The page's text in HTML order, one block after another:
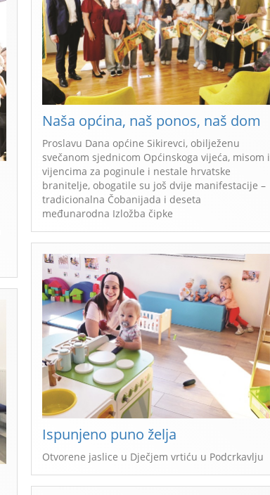
Naša općina, naš ponos, naš dom
Proslavu Dana općine Sikirevci, obilježenu
svečanom sjednicom Općinskoga vijeća, misom i
vijencima za poginule i nestale hrvatske
branitelje, obogatile su još dvije manifestacije –
tradicionalna Čobanijada i deseta
međunarodna Izložba čipke
Ispunjeno puno želja
Otvorene jaslice u Dječjem vrtiću u Podcrkavlju